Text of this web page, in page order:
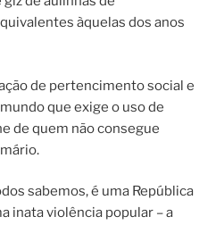
àquelas dos anos
de pertencimento social e
que exige o uso de
de quem não consegue
sabemos, é uma República
inata violência popular – a